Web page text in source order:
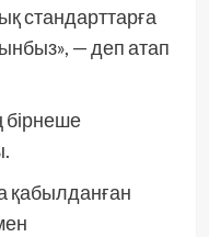
стандарттарға
— деп атап
қабылданған